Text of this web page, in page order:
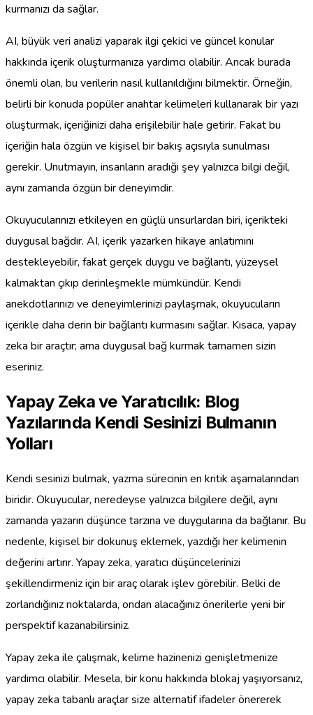
kurmanızı da sağlar.
AI, büyük veri analizi yaparak ilgi çekici ve güncel konular
hakkında içerik oluşturmanıza yardımcı olabilir. Ancak burada
önemli olan, bu verilerin nasıl kullanıldığını bilmektir. Örneğin,
belirli bir konuda popüler anahtar kelimeleri kullanarak bir yazı
oluşturmak, içeriğinizi daha erişilebilir hale getirir. Fakat bu
içeriğin hala özgün ve kişisel bir bakış açısıyla sunulması
gerekir. Unutmayın, insanların aradığı şey yalnızca bilgi değil,
aynı zamanda özgün bir deneyimdir.
Okuyucularınızı etkileyen en güçlü unsurlardan biri, içerikteki
duygusal bağdır. AI, içerik yazarken hikaye anlatımını
destekleyebilir, fakat gerçek duygu ve bağlantı, yüzeysel
kalmaktan çıkıp derinleşmekle mümkündür. Kendi
anekdotlarınızı ve deneyimlerinizi paylaşmak, okuyucuların
içerikle daha derin bir bağlantı kurmasını sağlar. Kısaca, yapay
zeka bir araçtır; ama duygusal bağ kurmak tamamen sizin
eseriniz.
Yapay Zeka ve Yaratıcılık: Blog
Yazılarında Kendi Sesinizi Bulmanın
Yolları
Kendi sesinizi bulmak, yazma sürecinin en kritik aşamalarından
biridir. Okuyucular, neredeyse yalnızca bilgilere değil, aynı
zamanda yazarın düşünce tarzına ve duygularına da bağlanır. Bu
nedenle, kişisel bir dokunuş eklemek, yazdığı her kelimenin
değerini artırır. Yapay zeka, yaratıcı düşüncelerinizi
şekillendirmeniz için bir araç olarak işlev görebilir. Belki de
zorlandığınız noktalarda, ondan alacağınız önerilerle yeni bir
perspektif kazanabilirsiniz.
Yapay zeka ile çalışmak, kelime hazinenizi genişletmenize
yardımcı olabilir. Mesela, bir konu hakkında blokaj yaşıyorsanız,
yapay zeka tabanlı araçlar size alternatif ifadeler önererek